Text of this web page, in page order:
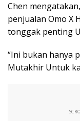
Chen
penjualan Omo X
tonggak penting
“Ini bukan hanya
Mutakhir Untuk